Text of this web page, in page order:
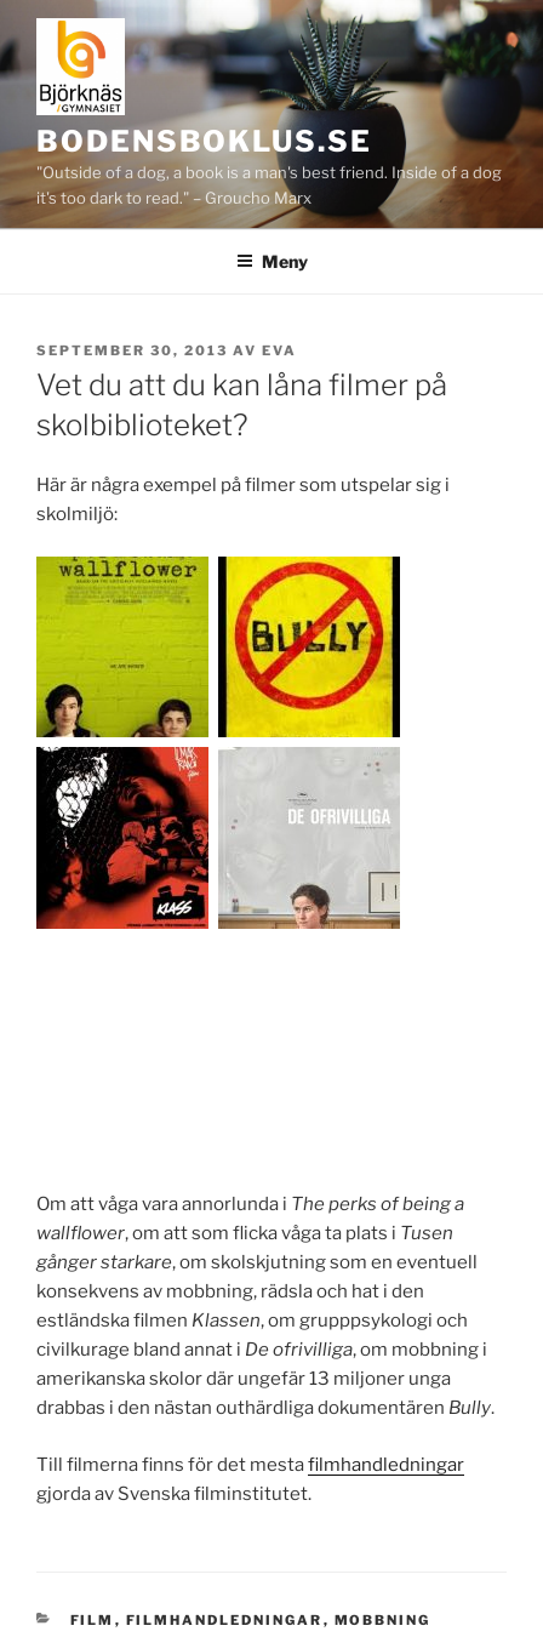
Hoppa
till
innehåll
BODENSBOKLUS.SE
"Outside of a dog, a book is a man's best friend. Inside of a dog
it's too dark to read." – Groucho Marx
Meny
PUBLICERAT
SEPTEMBER 30, 2013 AV EVA
Vet du att du kan låna filmer på
skolbiblioteket?
Här är några exempel på filmer som utspelar sig i
skolmiljö:
Om att våga vara annorlunda i The perks of being a
wallflower, om att som flicka våga ta plats i Tusen
gånger starkare, om skolskjutning som en eventuell
konsekvens av mobbning, rädsla och hat i den
estländska filmen Klassen, om grupppsykologi och
civilkurage bland annat i De ofrivilliga, om mobbning i
amerikanska skolor där ungefär 13 miljoner unga
drabbas i den nästan outhärdliga dokumentären Bully.
Till filmerna finns för det mestafilmhandledningar
gjorda av Svenska filminstitutet.
KATEGORIER
FILM , FILMHANDLEDNINGAR , MOBBNING